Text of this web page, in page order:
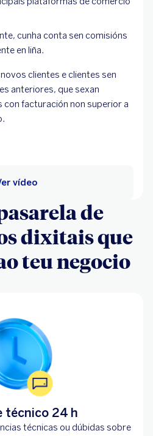
cunha conta sen comisións
en liña.
clientes e clientes sen
anteriores, que sexan
facturación non superior a
vídeo
de
dixitais que
teu negocio
técnico 24 h
técnicas ou dúbidas sobre